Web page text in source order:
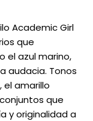
Academic Girl
que
el azul marino,
audacia. Tonos
amarillo
que
y originalidad a